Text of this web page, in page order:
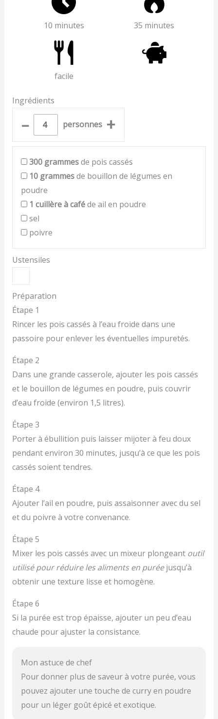
10 minutes 35 minutes
facile
Ingrédients
– personnes +
300 grammesde pois cassés
10 grammesde bouillon de légumes en
poudre
1 cuillère à caféde ail en poudre
sel
poivre
Ustensiles
Préparation
Étape 1
Rincer les pois cassés à l’eau froide dans une
passoire pour enlever les éventuelles impuretés.
Étape 2
Dans une grande casserole, ajouter les pois cassés
et le bouillon de légumes en poudre, puis couvrir
d’eau froide (environ 1,5 litres).
Étape 3
Porter à ébullition puis laisser mijoter à feu doux
pendant environ 30 minutes, jusqu’à ce que les pois
cassés soient tendres.
Étape 4
Ajouter l’ail en poudre, puis assaisonner avec du sel
et du poivre à votre convenance.
Étape 5
Mixer les pois cassés avec un mixeur plongeant outil
utilisé pour réduire les aliments en puréejusqu’à
obtenir une texture lisse et homogène.
Étape 6
Si la purée est trop épaisse, ajouter un peu d’eau
chaude pour ajuster la consistance.
Mon astuce de chef
Pour donner plus de saveur à votre purée, vous
pouvez ajouter une touche de curry en poudre
pour un léger goût épicé et exotique.